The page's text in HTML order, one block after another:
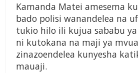
Kamanda Matei amesema
bado polisi wanandelea na
tukio hilo ili kujua sababu
ni kutokana na maji ya
zinazoendelea kunyesha
mauaji.